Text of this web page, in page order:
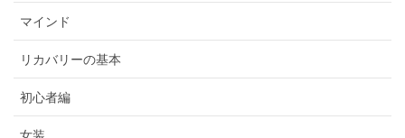
マインド
リカバリーの基本
初心者編
女装